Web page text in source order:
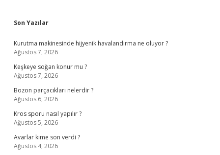
Sidebar
Son Yazılar
Kurutma makinesinde hijyenik havalandırma ne oluyor ?
Ağustos 7, 2026
Keşkeye soğan konur mu ?
Ağustos 7, 2026
Bozon parçacıkları nelerdir ?
Ağustos 6, 2026
Kros sporu nasıl yapılır ?
Ağustos 5, 2026
Avarlar kime son verdi ?
Ağustos 4, 2026